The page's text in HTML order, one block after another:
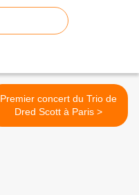
Premier concert du Trio de
Dred Scott à Paris >